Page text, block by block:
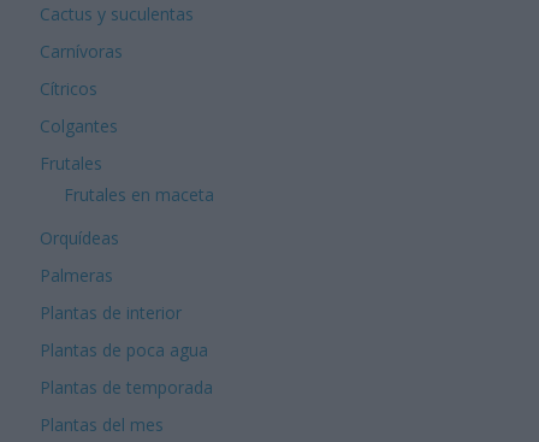
Cactus y suculentas
Carnívoras
Cítricos
Colgantes
Frutales
Frutales en maceta
Orquídeas
Palmeras
Plantas de interior
Plantas de poca agua
Plantas de temporada
Plantas del mes